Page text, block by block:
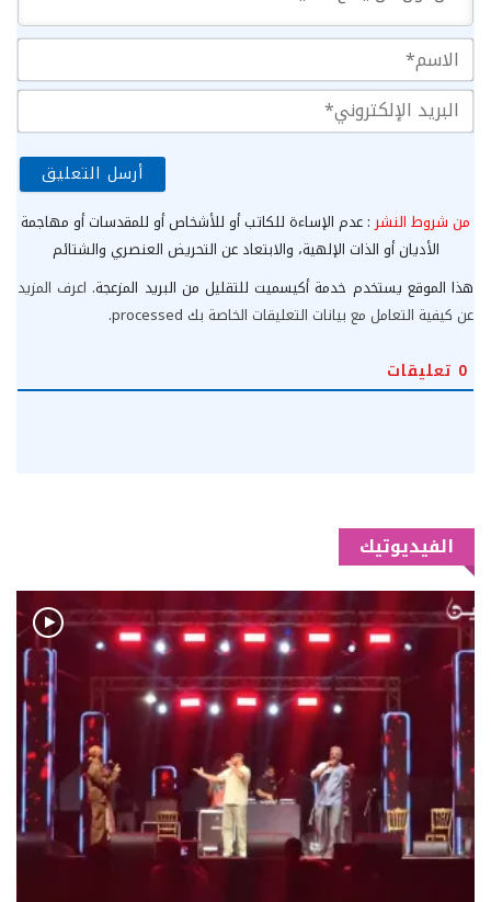
من شروط النشر : عدم الإساءة للكاتب أو للأشخاص أو للمقدسات أو مهاجمة
الأديان أو الذات الإلهية، والابتعاد عن التحريض العنصري والشتائم
هذا الموقع يستخدم خدمة أكيسميت للتقليل من البريد المزعجة. اعرف المزيد
عن كيفية التعامل مع بيانات التعليقات الخاصة بك processed
.
0 تعليقات
الفيديوتيك